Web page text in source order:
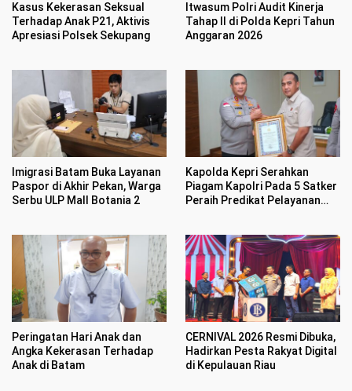
Kasus Kekerasan Seksual
Terhadap Anak P21, Aktivis
Apresiasi Polsek Sekupang
Itwasum Polri Audit Kinerja
Tahap II di Polda Kepri Tahun
Anggaran 2026
Imigrasi Batam Buka Layanan
Paspor di Akhir Pekan, Warga
Serbu ULP Mall Botania 2
Kapolda Kepri Serahkan
Piagam Kapolri Pada 5 Satker
Peraih Predikat Pelayanan
Peringatan Hari Anak dan
Angka Kekerasan Terhadap
Anak di Batam
CERNIVAL 2026 Resmi Dibuka,
Hadirkan Pesta Rakyat Digital
di Kepulauan Riau